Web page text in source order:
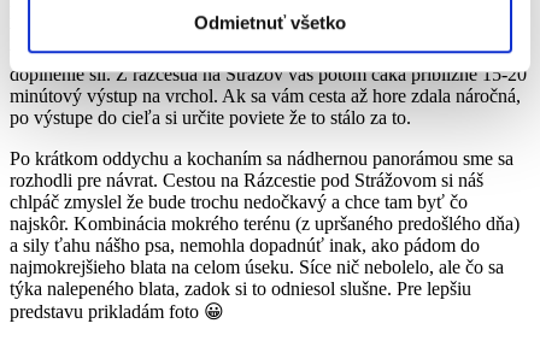
Odmietnuť všetko
výstupe sa dostanete na Rázcestie pod Strážovom, čo je vlastne
veľká lúka, vhodná na oddych, prípadne na menšiu desiatu na
doplnenie síl. Z rázcestia na Strážov vás potom čaká približne 15-20
minútový výstup na vrchol. Ak sa vám cesta až hore zdala náročná,
po výstupe do cieľa si určite poviete že to stálo za to.
Po krátkom oddychu a kochaním sa nádhernou panorámou sme sa
rozhodli pre návrat. Cestou na Rázcestie pod Strážovom si náš
chlpáč zmyslel že bude trochu nedočkavý a chce tam byť čo
najskôr. Kombinácia mokrého terénu (z upršaného predošlého dňa)
a sily ťahu nášho psa, nemohla dopadnúť inak, ako pádom do
najmokrejšieho blata na celom úseku. Síce nič nebolelo, ale čo sa
týka nalepeného blata, zadok si to odniesol slušne. Pre lepšiu
predstavu prikladám foto 😀